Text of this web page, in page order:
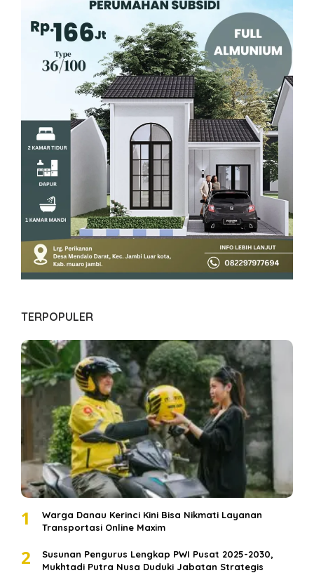
TERPOPULER
1
Warga Danau Kerinci Kini Bisa Nikmati Layanan
Transportasi Online Maxim
2
Susunan Pengurus Lengkap PWI Pusat 2025-2030,
Mukhtadi Putra Nusa Duduki Jabatan Strategis